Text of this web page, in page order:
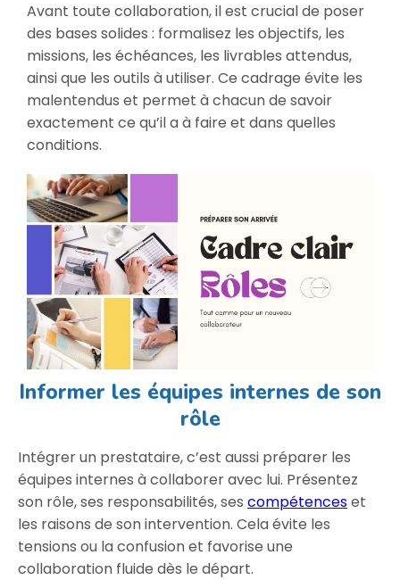
Avant toute collaboration, il est crucial de poser
des bases solides : formalisez les objectifs, les
missions, les échéances, les livrables attendus,
ainsi que les outils à utiliser. Ce cadrage évite les
malentendus et permet à chacun de savoir
exactement ce qu’il a à faire et dans quelles
conditions.
Informer les équipes internes de son
rôle
Intégrer un prestataire, c’est aussi préparer les
équipes internes à collaborer avec lui. Présentez
son rôle, ses responsabilités, ses compétenceset
les raisons de son intervention. Cela évite les
tensions ou la confusion et favorise une
collaboration fluide dès le départ.